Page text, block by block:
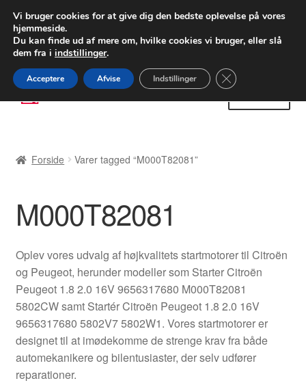
LEVERING fra 55 kr.
FEDEX verdensomspændende forsendelse
80 82 72 02
Spring
til
Spring
til
Betalinger
Kasse
Klageprocedure
Kontakte
Kurv
Forside Varer tagged “M000T82081”
M000T82081
Oplev vores udvalg af højkvalitets startmotorer til Citroën
og Peugeot, herunder modeller som Starter Citroën
Peugeot 1.8 2.0 16V 9656317680 M000T82081
5802CW samt Startér Citroën Peugeot 1.8 2.0 16V
9656317680 5802V7 5802W1. Vores startmotorer er
designet til at imødekomme de strenge krav fra både
automekanikere og bilentusiaster, der selv udfører
reparationer.
Vi bruger cookies for at give dig den bedste oplevelse på vores
hjemmeside.
Du kan finde ud af mere om, hvilke cookies vi bruger, eller slå
dem fra i indstillinger.
Acceptere Afvise Indstillinger Close GDPR